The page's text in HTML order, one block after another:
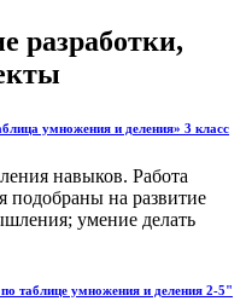
разработки,
умножения и деления» 3 класс
навыков. Работа
подобраны на развитие
умение делать
таблице умножения и деления 2-5"